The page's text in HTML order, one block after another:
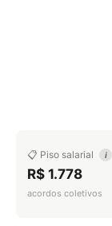
📋 Piso salarial i
R$ 1.778
acordos coletivos